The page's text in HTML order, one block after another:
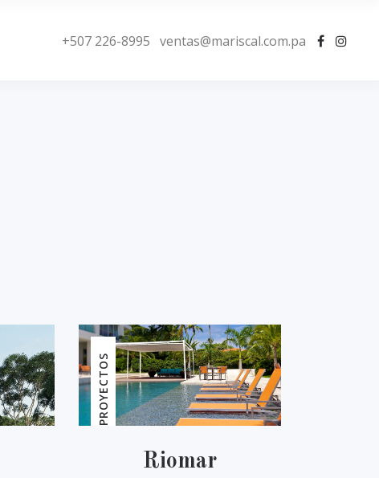
+507 226-8995 ventas@mariscal.com.pa
PROYECTOS
Riomar